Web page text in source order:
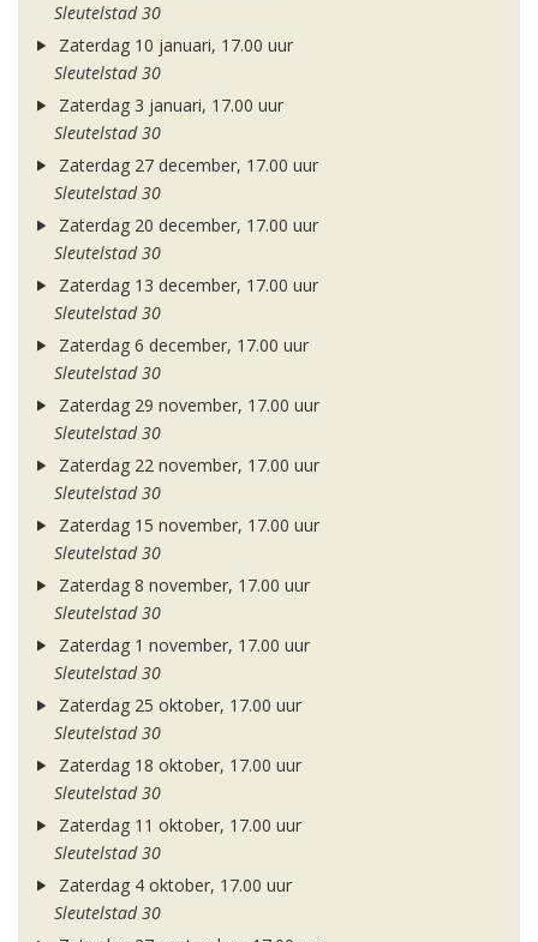
Sleutelstad 30
Zaterdag 10 januari, 17.00 uur
Sleutelstad 30
Zaterdag 3 januari, 17.00 uur
Sleutelstad 30
Zaterdag 27 december, 17.00 uur
Sleutelstad 30
Zaterdag 20 december, 17.00 uur
Sleutelstad 30
Zaterdag 13 december, 17.00 uur
Sleutelstad 30
Zaterdag 6 december, 17.00 uur
Sleutelstad 30
Zaterdag 29 november, 17.00 uur
Sleutelstad 30
Zaterdag 22 november, 17.00 uur
Sleutelstad 30
Zaterdag 15 november, 17.00 uur
Sleutelstad 30
Zaterdag 8 november, 17.00 uur
Sleutelstad 30
Zaterdag 1 november, 17.00 uur
Sleutelstad 30
Zaterdag 25 oktober, 17.00 uur
Sleutelstad 30
Zaterdag 18 oktober, 17.00 uur
Sleutelstad 30
Zaterdag 11 oktober, 17.00 uur
Sleutelstad 30
Zaterdag 4 oktober, 17.00 uur
Sleutelstad 30